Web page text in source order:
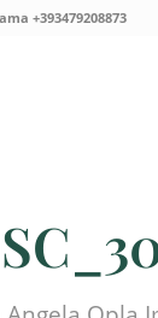
+393479208873